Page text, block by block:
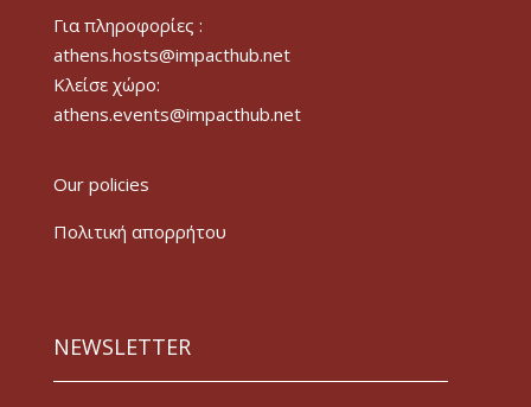
Για πληροφορίες :
athens.hosts@impacthub.net
Κλείσε χώρο:
athens.events@impacthub.net
Our policies
Πολιτική απορρήτου
NEWSLETTER